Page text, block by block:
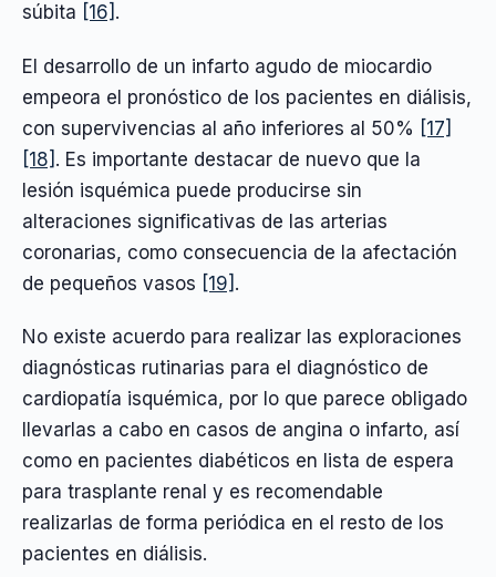
súbita [16] .
El desarrollo de un infarto agudo de miocardio
empeora el pronóstico de los pacientes en diálisis,
con supervivencias al año inferiores al 50% [17]
[18] . Es importante destacar de nuevo que la
lesión isquémica puede producirse sin
alteraciones significativas de las arterias
coronarias, como consecuencia de la afectación
de pequeños vasos [19] .
No existe acuerdo para realizar las exploraciones
diagnósticas rutinarias para el diagnóstico de
cardiopatía isquémica, por lo que parece obligado
llevarlas a cabo en casos de angina o infarto, así
como en pacientes diabéticos en lista de espera
para trasplante renal y es recomendable
realizarlas de forma periódica en el resto de los
pacientes en diálisis.